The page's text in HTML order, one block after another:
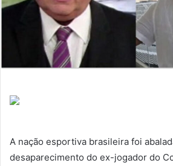
A nação esportiva brasileira foi
desaparecimento do ex-jogador do